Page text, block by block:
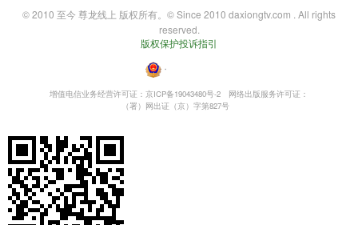
© 2010 至今 尊龙线上 版权所有。© Since 2010 daxiongtv.com . All rights
reserved.
版权保护投诉指引
・
增值电信业务经营许可证：京ICP备19043480号-2
网络出版服务许可证：
（署）网出证（京）字第827号